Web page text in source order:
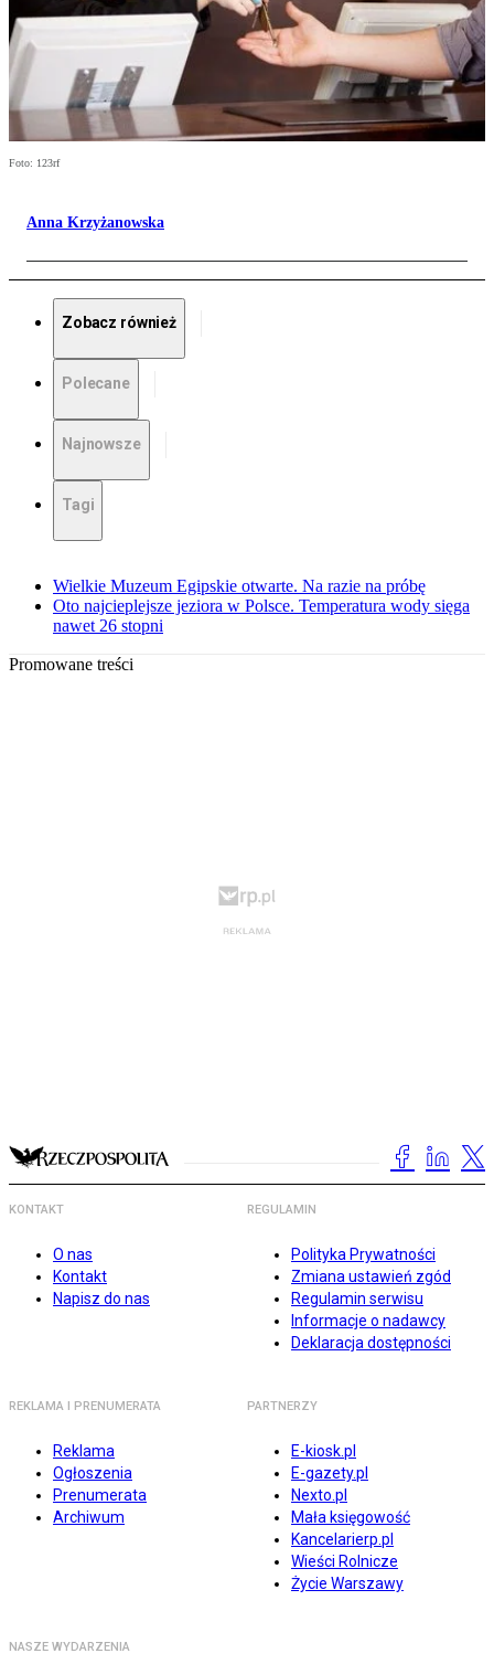
Foto: 123rf
Anna Krzyżanowska
Zobacz również
Polecane
Najnowsze
Tagi
Wielkie Muzeum Egipskie otwarte. Na razie na próbę
Oto najcieplejsze jeziora w Polsce. Temperatura wody sięga
nawet 26 stopni
Promowane treści
KONTAKT
O nas
Kontakt
Napisz do nas
REGULAMIN
Polityka Prywatności
Zmiana ustawień zgód
Regulamin serwisu
Informacje o nadawcy
Deklaracja dostępności
REKLAMA I PRENUMERATA
Reklama
Ogłoszenia
Prenumerata
Archiwum
PARTNERZY
E-kiosk.pl
E-gazety.pl
Nexto.pl
Mała księgowość
Kancelarierp.pl
Wieści Rolnicze
Życie Warszawy
NASZE WYDARZENIA